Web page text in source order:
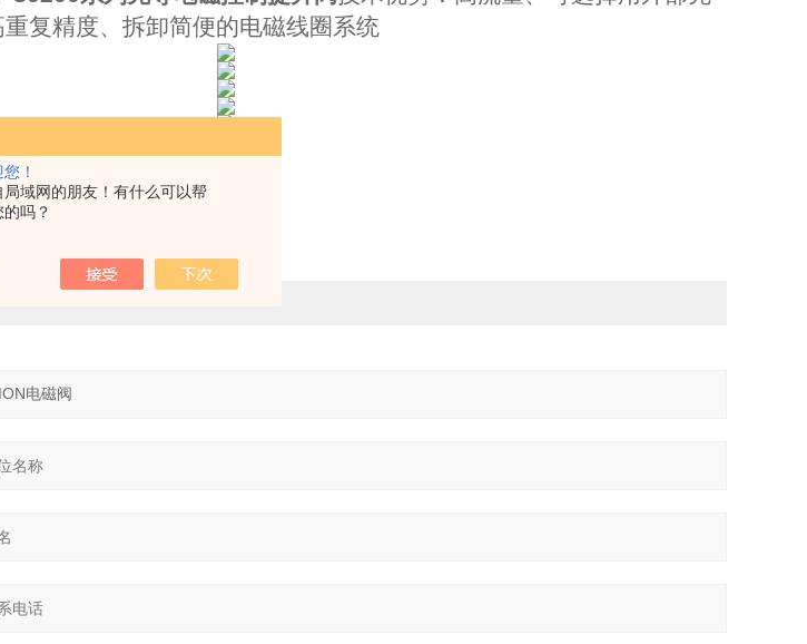
！
局域网的朋友！有什么可以帮
的吗？
复精度、拆卸简便的电磁线圈系统